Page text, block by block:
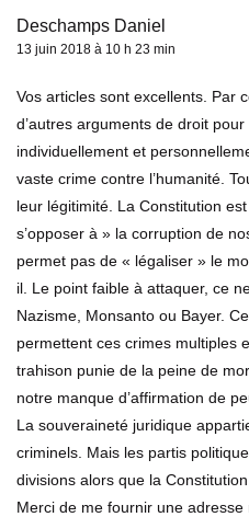
Deschamps Daniel
13 juin 2018 à 10 h 23 min
Vos articles sont excellents. Par
d’autres arguments de droit
individuellement et
vaste crime contre l’humanité.
leur légitimité. La Constitution
s’opposer à » la corruption de
permet pas de « légaliser » le
il. Le point faible à attaquer, ce
Nazisme, Monsanto ou Bayer.
permettent ces crimes multiples
trahison punie de la peine de
notre manque d’affirmation de
La souveraineté juridique
criminels. Mais les partis
divisions alors que la
Merci de me fournir une